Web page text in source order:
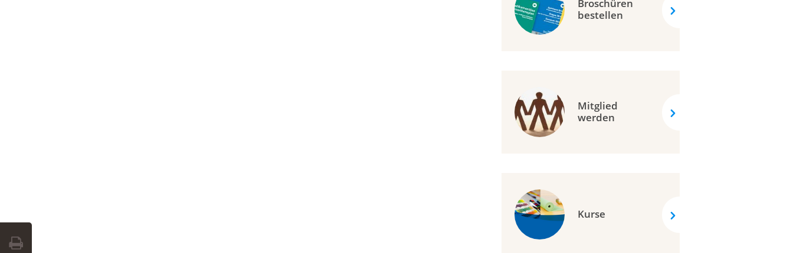
Broschüren
bestellen
Mitglied
werden
Kurse